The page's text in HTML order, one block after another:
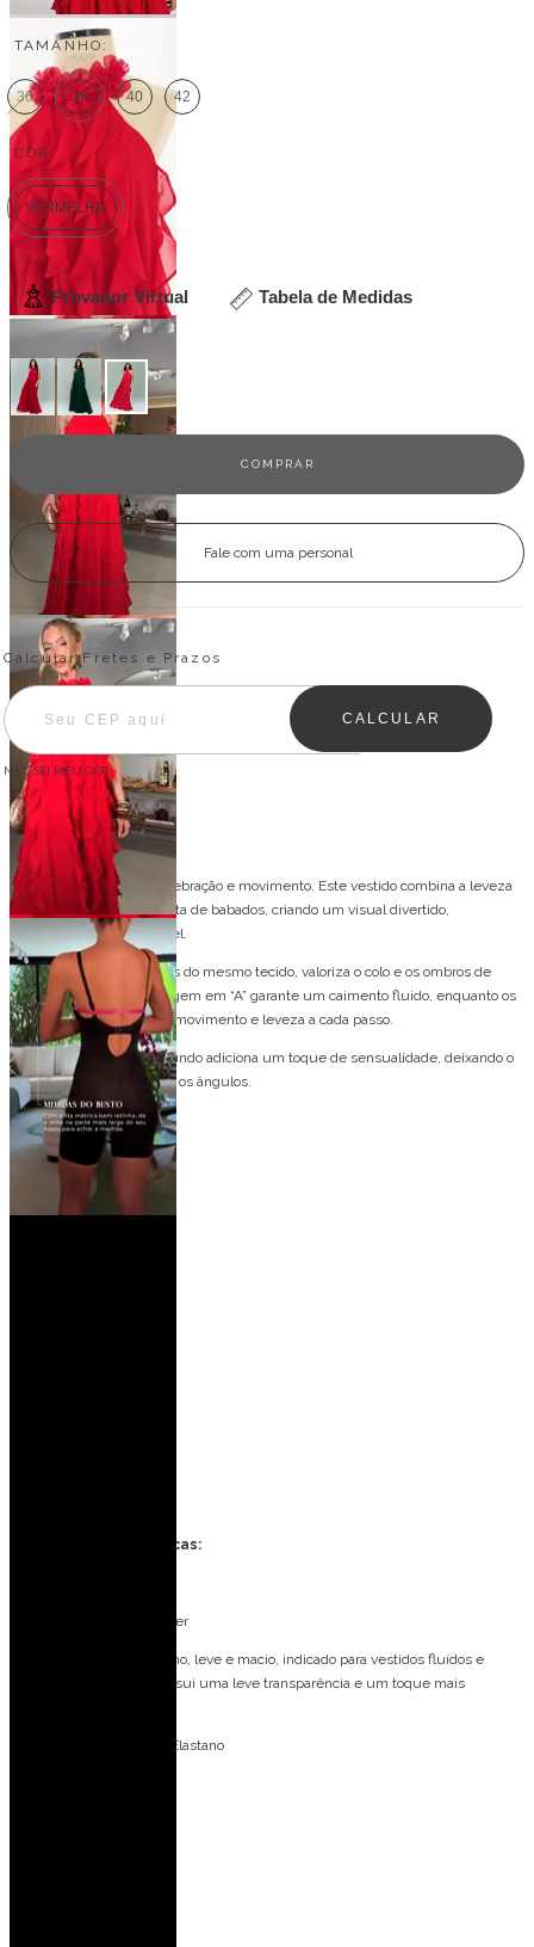
TAMANHO:
36 38 40 42
COR:
VERMELHO
Provador Virtual Tabela de Medidas
Veja outras opções
Fale com uma personal
Entregas para o CEP:
Calcular Fretes e Prazos
CALCULAR
NÃO SEI MEU CEP
Descrição
Uma peça que é pura celebração e movimento. Este vestido combina a leveza
do chiffon com uma cascata de babados, criando um visual divertido,
glamouroso e inesquecível.
O decote halter, com flores do mesmo tecido, valoriza o colo e os ombros de
forma delicada. A modelagem em “A” garante um caimento fluido, enquanto os
babados verticais trazem movimento e leveza a cada passo.
Nas costas, o decote profundo adiciona um toque de sensualidade, deixando o
visual marcante em todos os ângulos.
Detalhes do modelo:
Frente única
Cascada de babados
Especificações Técnicas:
Composição: 100% Poliéster
O Chiffon é um tecido plano, leve e macio, indicado para vestidos fluídos e
esvoaçantes. O tecido possui uma leve transparência e um toque mais
Forro: 92% Poliéster 03% Elastano